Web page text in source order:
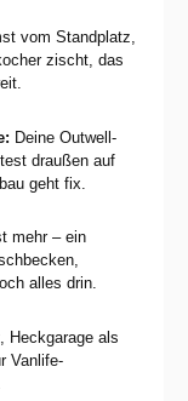
vom Standplatz,
zischt, das
Deine Outwell-
draußen auf
geht fix.
mehr – ein
alles drin.
Heckgarage als
Vanlife-